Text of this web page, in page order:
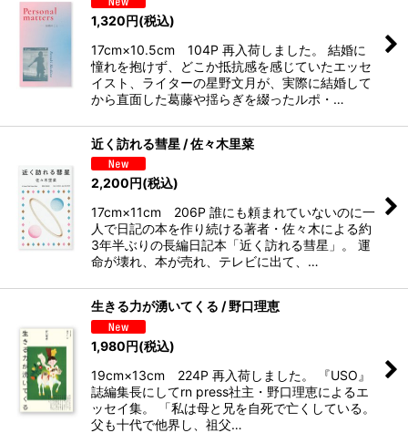
1,320円(税込)
17cm×10.5cm 104P 再入荷しました。 結婚に
憧れを抱けず、どこか抵抗感を感じていたエッセ
イスト、ライターの星野文月が、実際に結婚して
から直面した葛藤や揺らぎを綴ったルポ・…
近く訪れる彗星 / 佐々木里菜
2,200円(税込)
17cm×11cm 206P 誰にも頼まれていないのに一
人で日記の本を作り続ける著者・佐々木による約
3年半ぶりの長編日記本「近く訪れる彗星」。 運
命が壊れ、本が売れ、テレビに出て、…
生きる力が湧いてくる / 野口理恵
1,980円(税込)
19cm×13cm 224P 再入荷しました。 『USO』
誌編集長にしてrn press社主・野口理恵によるエ
ッセイ集。 「私は母と兄を自死で亡くしている。
父も十代で他界し、祖父…